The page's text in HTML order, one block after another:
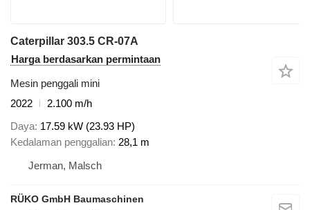
Caterpillar 303.5 CR-07A
Harga berdasarkan permintaan
Mesin penggali mini
2022
2.100 m/h
Daya 17.59 kW (23.93 HP)
Kedalaman penggalian 28,1 m
Jerman, Malsch
RÜKO GmbH Baumaschinen